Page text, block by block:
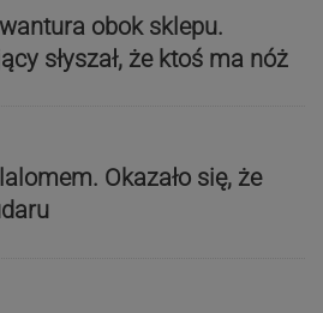
obok sklepu.
słyszał, że ktoś ma nóż
Okazało się, że